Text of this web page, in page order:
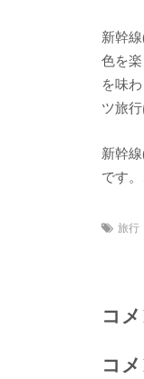
新幹
色を
を味
ツ旅
新幹
です
旅行
コ
コ